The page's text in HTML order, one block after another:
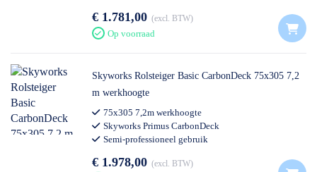
€ 1.781,00 excl. BTW
Op voorraad
Skyworks Rolsteiger Basic CarbonDeck 75x305 7,2
m werkhoogte
75x305 7,2m werkhoogte
Skyworks Primus CarbonDeck
Semi-professioneel gebruik
€ 1.978,00 excl. BTW